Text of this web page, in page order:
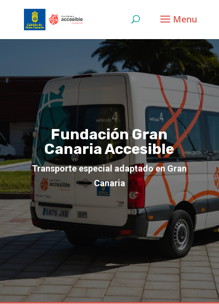
content
Fundación Gran
Canaria Accesible
Transporte especial adaptado en Gran
Canaria